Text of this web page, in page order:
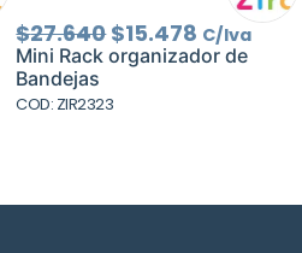
$27.640El
precio
original
era:
$27.640.
$15.478 El
precio
C/Iva
Mini Rack organizador de
Bandejas
COD: ZIR2323